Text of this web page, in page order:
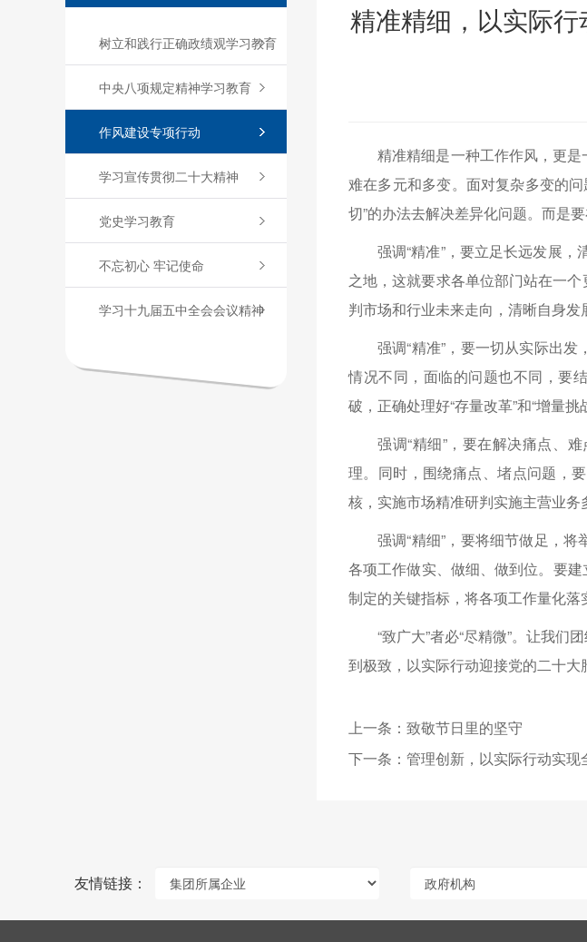
树立和践行正确政绩观学习教育
中央八项规定精神学习教育
作风建设专项行动
学习宣传贯彻二十大精神
党史学习教育
不忘初心 牢记使命
学习十九届五中全会会议精神
精准精细，以实际
精准精细是一种工作作风，更
难在多元和多变。面对复杂多变的
切”的办法去解决差异化问题。而是
强调“精准”，要立足长远发展
之地，这就要求各单位部门站在一
判市场和行业未来走向，清晰自身发
强调“精准”，要一切从实际出
情况不同，面临的问题也不同，要
破，正确处理好“存量改革”和“增量挑
强调“精细”，要在解决痛点、
理。同时，围绕痛点、堵点问题，
核，实施市场精准研判实施主营业务
强调“精细”，要将细节做足，
各项工作做实、做细、做到位。要
制定的关键指标，将各项工作量化落
“致广大”者必“尽精微”。让我
到极致，以实际行动迎接党的二十大
上一条：致敬节日里的坚守
下一条：管理创新，以实际行动实
友情链接：